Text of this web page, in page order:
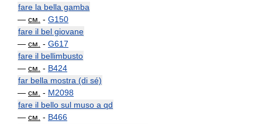
fare la bella gamba
— см. - G150
fare il bel giovane
— см. - G617
fare il bellimbusto
— см. - B424
far bella mostra (di sé)
— см. - M2098
fare il bello sul muso a qd
— см. - B466